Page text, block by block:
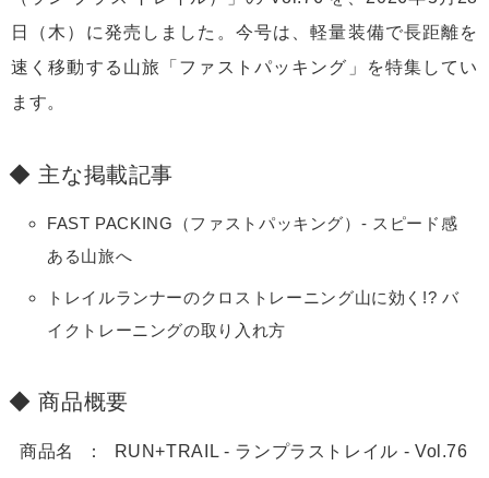
日（木）に発売しました。今号は、軽量装備で長距離を
速く移動する山旅「ファストパッキング」を特集してい
ます。
主な掲載記事
FAST PACKING（ファストパッキング）- スピード感
ある山旅へ
トレイルランナーのクロストレーニング山に効く!? バ
イクトレーニングの取り入れ方
商品概要
商品名 RUN+TRAIL - ランプラストレイル - Vol.76